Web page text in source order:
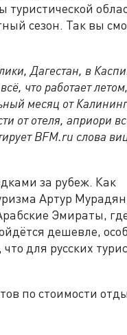
туристической
сезон. Так вы
Дагестан, в
что работает
месяц от
от отеля, априори
BFM.ru слова
за рубеж. Как
Артур
Эмираты,
дешевле,
для русских
по стоимости